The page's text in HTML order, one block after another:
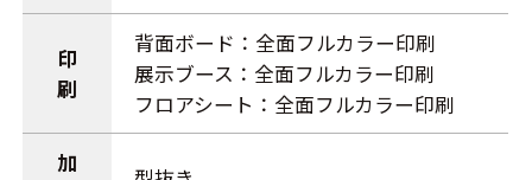
印
刷
背面ボード：全面フルカラー印刷
展示ブース：全面フルカラー印刷
フロアシート：全面フルカラー印刷
加